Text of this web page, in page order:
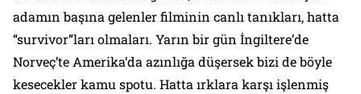
adamın başına gelenler filminin canlı tanıkları, hatta
“survivor”ları olmaları. Yarın bir gün İngiltere’de
Norveç’te Amerika’da azınlığa düşersek bizi de böyle
kesecekler kamu spotu. Hatta ırklara karşı işlenmiş